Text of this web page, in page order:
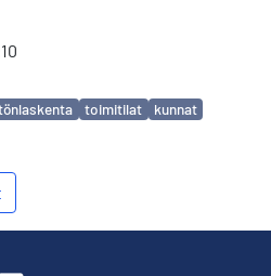
toimitilat kunnat